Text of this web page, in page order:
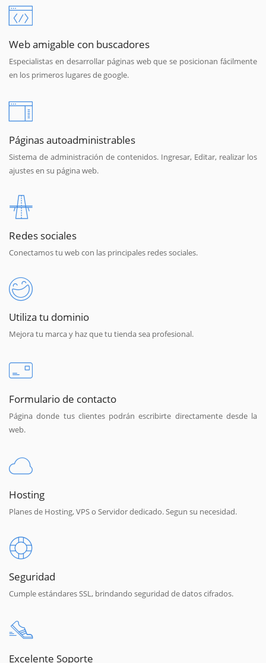
Web amigable con buscadores
Especialistas en desarrollar páginas web que se posicionan fácilmente
en los primeros lugares de google.
Páginas autoadministrables
Sistema de administración de contenidos. Ingresar, Editar, realizar los
ajustes en su página web.
Redes sociales
Conectamos tu web con las principales redes sociales.
Utiliza tu dominio
Mejora tu marca y haz que tu tienda sea profesional.
Formulario de contacto
Página donde tus clientes podrán escribirte directamente desde la
web.
Hosting
Planes de Hosting, VPS o Servidor dedicado. Segun su necesidad.
Seguridad
Cumple estándares SSL, brindando seguridad de datos cifrados.
Excelente Soporte